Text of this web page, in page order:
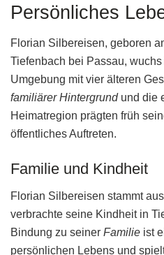
Persönliches
Florian Silbereisen, geboren
Tiefenbach bei Passau,
Umgebung mit vier älteren
familiärer Hintergrundund die
Heimatregion prägten früh
öffentliches Auftreten.
Familie und Kindheit
Florian Silbereisen stammt
verbrachte seine Kindheit in
Bindung zu seiner Familie ist
persönlichen Lebens und